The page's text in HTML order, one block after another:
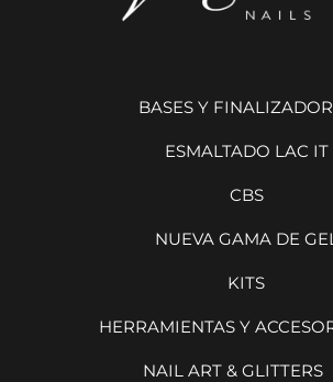
BASES Y
ESMALTADO LAC IT
CBS
NUEVA GAMA DE
KITS
HERRAMIENTAS Y
NAIL ART & GLITTERS